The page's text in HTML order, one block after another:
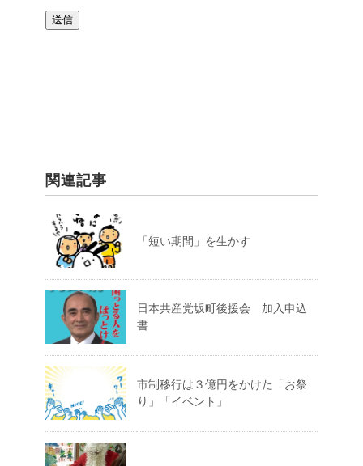
関連記事
「短い期間」を生かす
日本共産党坂町後援会 加入申込
書
市制移行は３億円をかけた「お祭
り」「イベント」